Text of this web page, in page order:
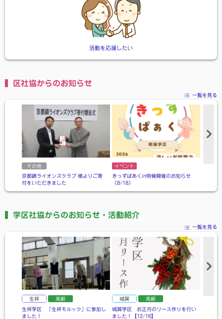
活動を応援したい
区社協からのお知らせ
一覧を見る
その他
京都錦ライオンズクラブ 様よりご寄
付をいただきました
イベント
きっずぱあくin明倫開催のお知らせ
（8/18）
学区社協からのお知らせ・活動紹介
一覧を見る
生祥 高齢
生祥学区 「生祥モルック」に参加し
ました！
城巽 高齢
城巽学区 お正月のリース作りを行い
ました！【12/16】